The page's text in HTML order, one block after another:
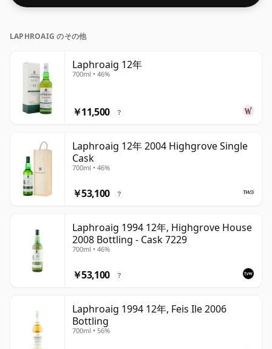
LAPHROAIG のその他
Laphroaig 12年
700ml • 46%
￥11,500 ?
Laphroaig 12年 2004 Highgrove Single
Cask
700ml • 46%
￥53,100 ?
Laphroaig 1994 12年, Highgrove House
2008 Bottling - Cask 7229
700ml • 46%
￥53,100 ?
Laphroaig 1994 12年, Feis Ile 2006
Bottling
700ml • 56%